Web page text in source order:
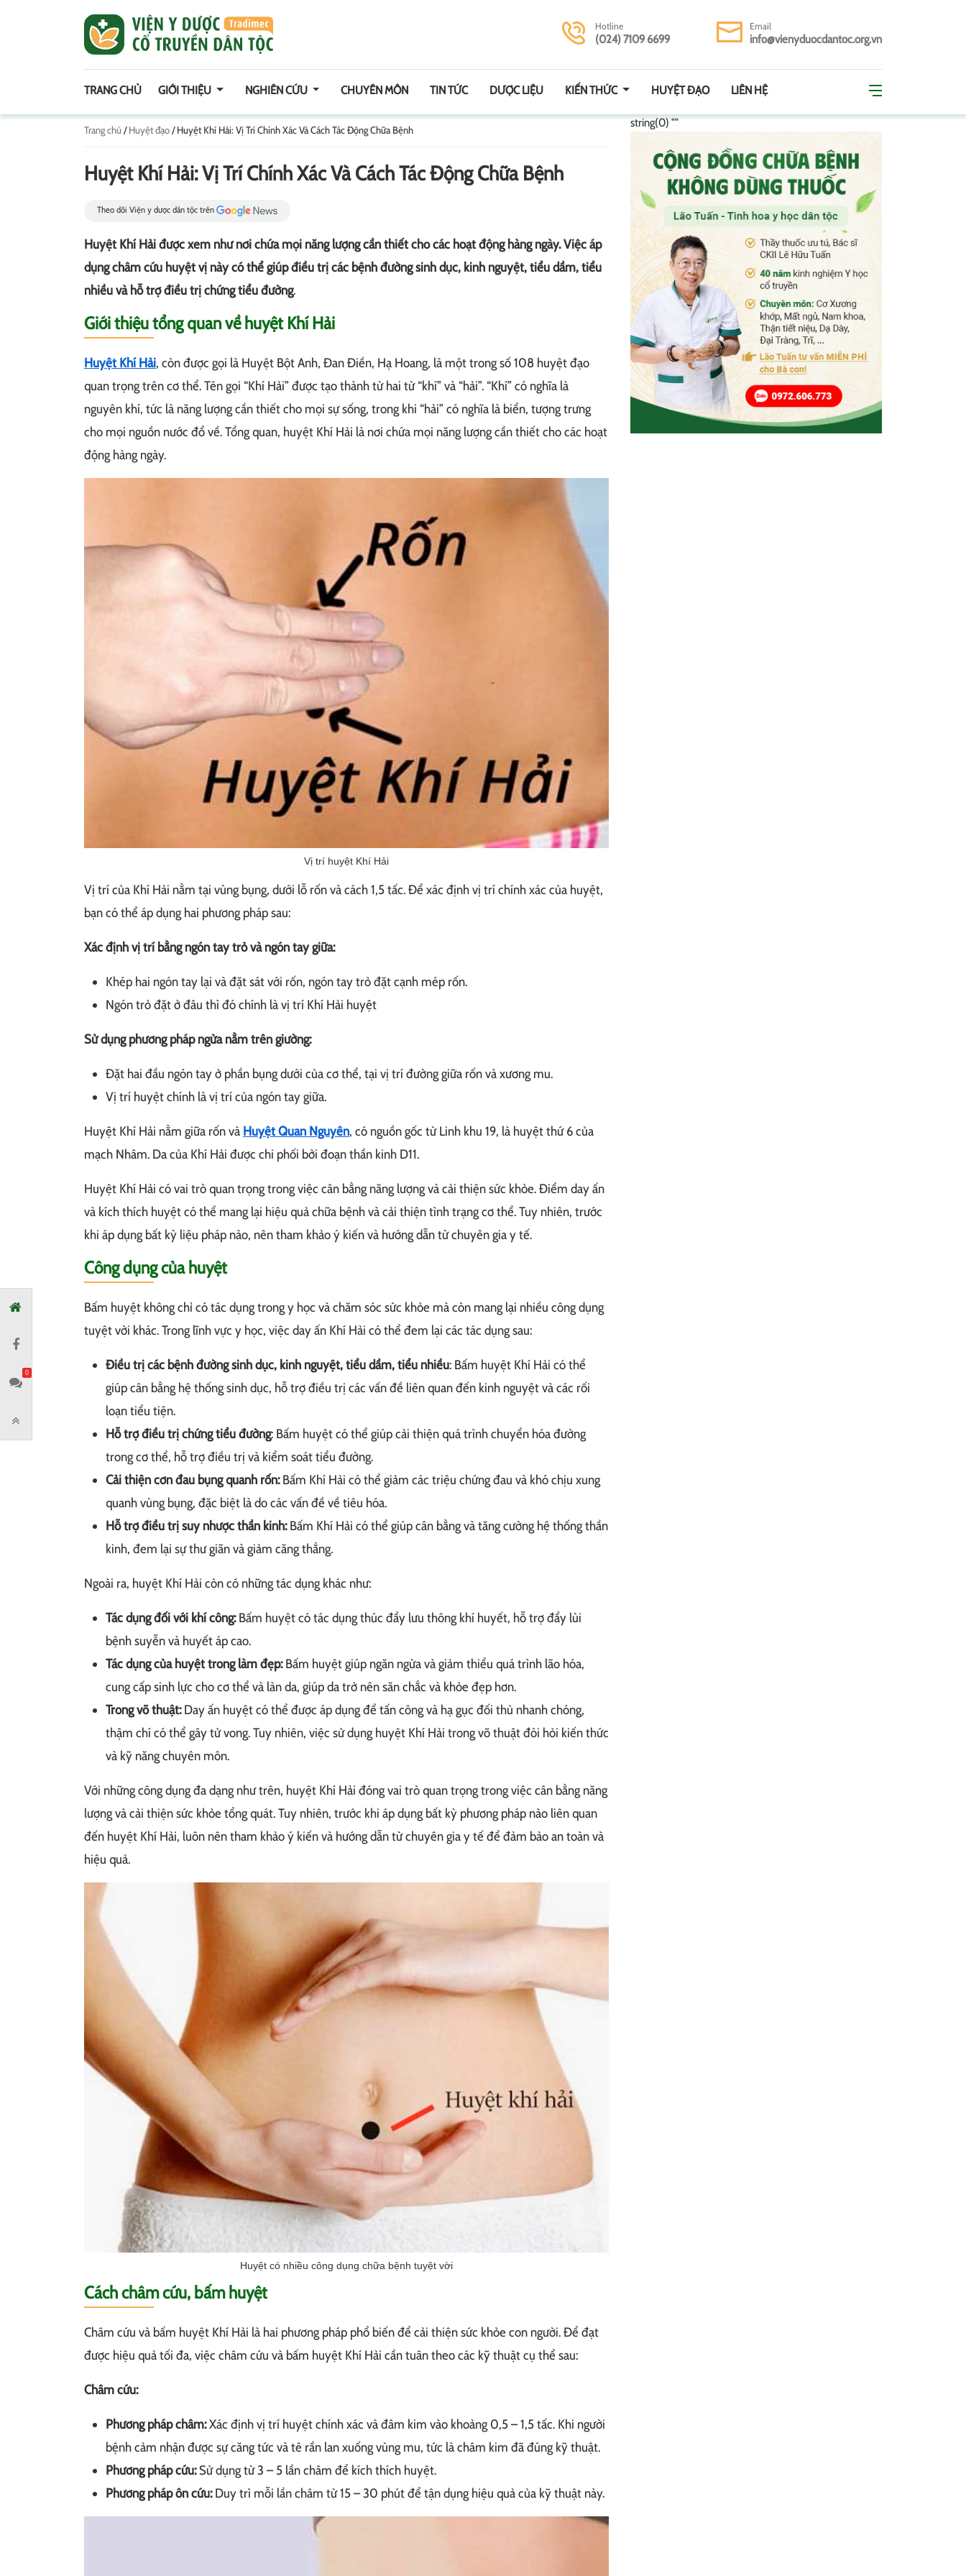
Hotline
(024) 7109 6699
Email
info@vienyduocdantoc.org.vn
TRANG CHỦ GIỚI THIỆU NGHIÊN CỨU CHUYÊN MÔN TIN TỨC DƯỢC LIỆU KIẾN THỨC HUYỆT ĐẠO LIÊN HỆ
Trang chủ /Huyệt đạo/Huyệt Khí Hải: Vị Trí Chính Xác Và Cách Tác Động Chữa Bệnh
Huyệt Khí Hải: Vị Trí Chính Xác Và Cách Tác Động Chữa Bệnh
Theo dõi Viện y dược dân tộc trên
Huyệt Khí Hải được xem như nơi chứa mọi năng lượng cần thiết cho các hoạt động hàng ngày. Việc áp
dụng châm cứu huyệt vị này có thể giúp điều trị các bệnh đường sinh dục, kinh nguyệt, tiểu dầm, tiểu
nhiều và hỗ trợ điều trị chứng tiểu đường.
Giới thiệu tổng quan về huyệt Khí Hải
Huyệt Khí Hải, còn được gọi là Huyệt Bột Anh, Đan Điền, Hạ Hoang, là một trong số 108 huyệt đạo
quan trọng trên cơ thể. Tên gọi “Khí Hải” được tạo thành từ hai từ “khí” và “hải”. “Khí” có nghĩa là
nguyên khí, tức là năng lượng cần thiết cho mọi sự sống, trong khi “hải” có nghĩa là biển, tượng trưng
cho mọi nguồn nước đổ về. Tổng quan, huyệt Khí Hải là nơi chứa mọi năng lượng cần thiết cho các hoạt
động hàng ngày.
Vị trí huyệt Khí Hải
Vị trí của Khí Hải nằm tại vùng bụng, dưới lỗ rốn và cách 1,5 tấc. Để xác định vị trí chính xác của huyệt,
bạn có thể áp dụng hai phương pháp sau:
Xác định vị trí bằng ngón tay trỏ và ngón tay giữa:
Khép hai ngón tay lại và đặt sát với rốn, ngón tay trỏ đặt cạnh mép rốn.
Ngón trỏ đặt ở đâu thì đó chính là vị trí Khí Hải huyệt
Sử dụng phương pháp ngửa nằm trên giường:
Đặt hai đầu ngón tay ở phần bụng dưới của cơ thể, tại vị trí đường giữa rốn và xương mu.
Vị trí huyệt chính là vị trí của ngón tay giữa.
Huyệt Khí Hải nằm giữa rốn và Huyệt Quan Nguyên, có nguồn gốc từ Linh khu 19, là huyệt thứ 6 của
mạch Nhâm. Da của Khí Hải được chi phối bởi đoạn thần kinh D11.
Huyệt Khí Hải có vai trò quan trọng trong việc cân bằng năng lượng và cải thiện sức khỏe. Điểm day ấn
và kích thích huyệt có thể mang lại hiệu quả chữa bệnh và cải thiện tình trạng cơ thể. Tuy nhiên, trước
khi áp dụng bất kỳ liệu pháp nào, nên tham khảo ý kiến và hướng dẫn từ chuyên gia y tế.
Công dụng của huyệt
Bấm huyệt không chỉ có tác dụng trong y học và chăm sóc sức khỏe mà còn mang lại nhiều công dụng
tuyệt vời khác. Trong lĩnh vực y học, việc day ấn Khí Hải có thể đem lại các tác dụng sau:
Điều trị các bệnh đường sinh dục, kinh nguyệt, tiểu dầm, tiểu nhiều: Bấm huyệt Khí Hải có thể
giúp cân bằng hệ thống sinh dục, hỗ trợ điều trị các vấn đề liên quan đến kinh nguyệt và các rối
loạn tiểu tiện.
Hỗ trợ điều trị chứng tiểu đường: Bấm huyệt có thể giúp cải thiện quá trình chuyển hóa đường
trong cơ thể, hỗ trợ điều trị và kiểm soát tiểu đường.
Cải thiện cơn đau bụng quanh rốn:Bấm Khí Hải có thể giảm các triệu chứng đau và khó chịu xung
quanh vùng bụng, đặc biệt là do các vấn đề về tiêu hóa.
Hỗ trợ điều trị suy nhược thần kinh:Bấm Khí Hải có thể giúp cân bằng và tăng cường hệ thống thần
kinh, đem lại sự thư giãn và giảm căng thẳng.
Ngoài ra, huyệt Khí Hải còn có những tác dụng khác như:
Tác dụng đối với khí công:Bấm huyệt có tác dụng thúc đẩy lưu thông khí huyết, hỗ trợ đẩy lùi
bệnh suyễn và huyết áp cao.
Tác dụng của huyệt trong làm đẹp:Bấm huyệt giúp ngăn ngừa và giảm thiểu quá trình lão hóa,
cung cấp sinh lực cho cơ thể và làn da, giúp da trở nên săn chắc và khỏe đẹp hơn.
Trong võ thuật:Day ấn huyệt có thể được áp dụng để tấn công và hạ gục đối thủ nhanh chóng,
thậm chí có thể gây tử vong. Tuy nhiên, việc sử dụng huyệt Khí Hải trong võ thuật đòi hỏi kiến thức
và kỹ năng chuyên môn.
Với những công dụng đa dạng như trên, huyệt Khí Hải đóng vai trò quan trọng trong việc cân bằng năng
lượng và cải thiện sức khỏe tổng quát. Tuy nhiên, trước khi áp dụng bất kỳ phương pháp nào liên quan
đến huyệt Khí Hải, luôn nên tham khảo ý kiến và hướng dẫn từ chuyên gia y tế để đảm bảo an toàn và
hiệu quả.
Huyệt có nhiều công dụng chữa bệnh tuyệt vời
Cách châm cứu, bấm huyệt
Châm cứu và bấm huyệt Khí Hải là hai phương pháp phổ biến để cải thiện sức khỏe con người. Để đạt
được hiệu quả tối đa, việc châm cứu và bấm huyệt Khí Hải cần tuân theo các kỹ thuật cụ thể sau:
Châm cứu:
Phương pháp châm:Xác định vị trí huyệt chính xác và đâm kim vào khoảng 0,5 – 1,5 tấc. Khi người
bệnh cảm nhận được sự căng tức và tê rần lan xuống vùng mu, tức là châm kim đã đúng kỹ thuật.
Phương pháp cứu:Sử dụng từ 3 – 5 lần châm để kích thích huyệt.
Phương pháp ôn cứu:Duy trì mỗi lần châm từ 15 – 30 phút để tận dụng hiệu quả của kỹ thuật này.
string(0) ""
0